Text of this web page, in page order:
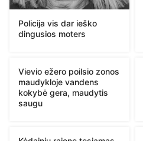
Policija vis dar ieško
dingusios moters
Vievio ežero poilsio zonos
maudykloje vandens
kokybė gera, maudytis
saugu